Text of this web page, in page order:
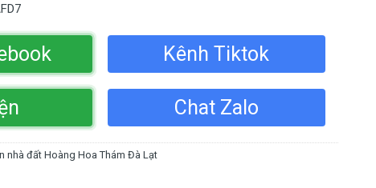
Kênh Tiktok
Chat Zalo
nhà đất Hoàng Hoa Thám Đà Lạt